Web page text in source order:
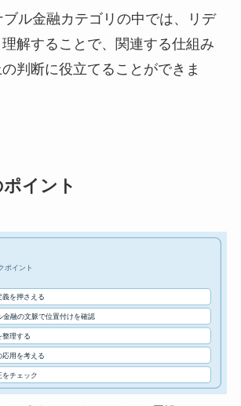
ル金融カテゴリの中では、リデ
解することで、関連する仕組み
判断に役立てることができま
イント
ポイント
義を押さえる
金融の文脈で位置付けを確認
整理する
応用を考える
をチェック